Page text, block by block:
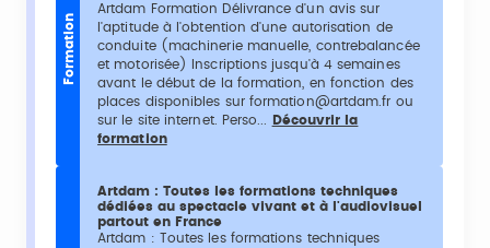
Formation
Artdam Formation Délivrance d'un avis sur
l'aptitude à l'obtention d'une autorisation de
conduite (machinerie manuelle, contrebalancée
et motorisée) Inscriptions jusqu'à 4 semaines
avant le début de la formation, en fonction des
places disponibles sur formation@artdam.fr ou
sur le site internet. Perso...
Découvrir la
formation
Artdam : Toutes les formations techniques
dédiées au spectacle vivant et à l'audiovisuel
partout en France
Artdam : Toutes les formations techniques